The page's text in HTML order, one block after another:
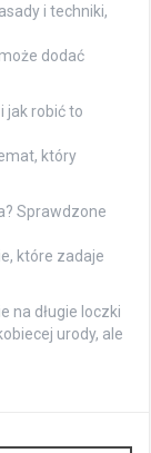
i techniki,
dodać
jak robić to
który
Sprawdzone
które zadaje
na długie loczki
urody, ale